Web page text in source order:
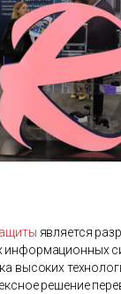
является
информационных
высоких
решение